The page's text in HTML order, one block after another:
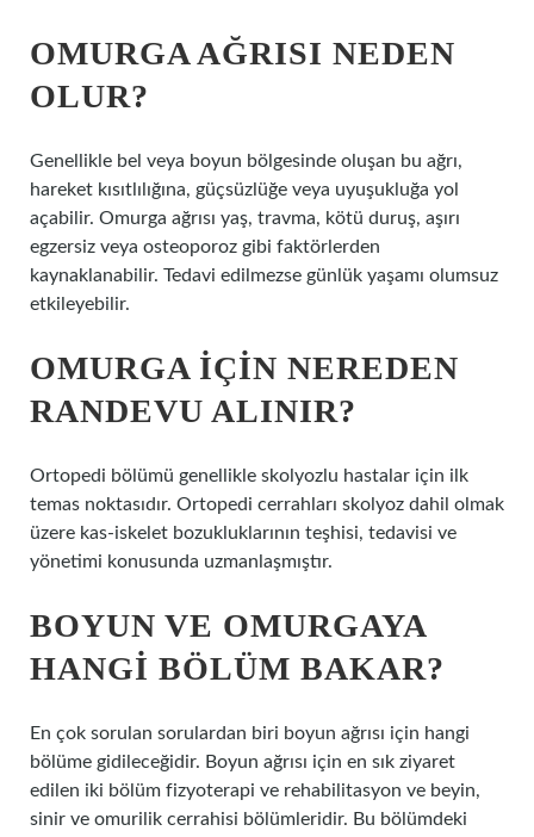
OMURGA AĞRISI NEDEN
OLUR?
Genellikle bel veya boyun bölgesinde oluşan bu ağrı,
hareket kısıtlılığına, güçsüzlüğe veya uyuşukluğa yol
açabilir. Omurga ağrısı yaş, travma, kötü duruş, aşırı
egzersiz veya osteoporoz gibi faktörlerden
kaynaklanabilir. Tedavi edilmezse günlük yaşamı olumsuz
etkileyebilir.
OMURGA IÇIN NEREDEN
RANDEVU ALINIR?
Ortopedi bölümü genellikle skolyozlu hastalar için ilk
temas noktasıdır. Ortopedi cerrahları skolyoz dahil olmak
üzere kas-iskelet bozukluklarının teşhisi, tedavisi ve
yönetimi konusunda uzmanlaşmıştır.
BOYUN VE OMURGAYA
HANGI BÖLÜM BAKAR?
En çok sorulan sorulardan biri boyun ağrısı için hangi
bölüme gidileceğidir. Boyun ağrısı için en sık ziyaret
edilen iki bölüm fizyoterapi ve rehabilitasyon ve beyin,
sinir ve omurilik cerrahisi bölümleridir. Bu bölümdeki